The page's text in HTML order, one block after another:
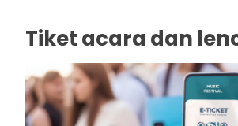
Tiket acara dan